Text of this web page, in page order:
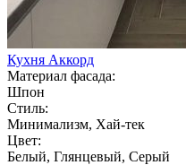
Кухня Аккорд
Материал фасада:
Шпон
Стиль:
Минимализм, Хай-тек
Цвет:
Белый, Глянцевый, Серый